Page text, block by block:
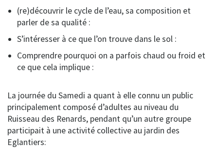
(re)découvrir le cycle de l’eau, sa composition et
parler de sa qualité :
S’intéresser à ce que l’on trouve dans le sol :
Comprendre pourquoi on a parfois chaud ou froid et
ce que cela implique :
La journée du Samedi a quant à elle connu un public
principalement composé d’adultes au niveau du
Ruisseau des Renards, pendant qu’un autre groupe
participait à une activité collective au jardin des
Eglantiers: